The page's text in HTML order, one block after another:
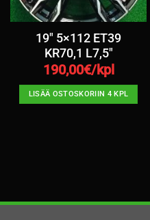
19″ 5×112 ET39
KR70,1 L7,5″
190,00€/kpl
LISÄÄ OSTOSKORIIN 4 KPL